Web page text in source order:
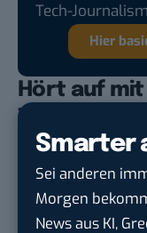
Smarter
Sei anderen
Morgen
News aus KI,
Tech-
Hier
Hört auf
Ich finde es
den Snowden-